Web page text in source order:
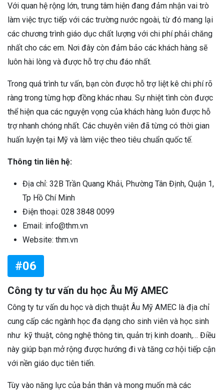
Với quan hệ rộng lớn, trung tâm hiện đang đảm nhận vai trò
làm việc trực tiếp với các trường nước ngoài, từ đó mang lại
các chương trình giáo dục chất lượng với chi phí phải chăng
nhất cho các em. Nơi đây còn đảm bảo các khách hàng sẽ
luôn hài lòng và được hỗ trợ chu đáo nhất.
Trong quá trình tư vấn, bạn còn được hỗ trợ liệt kê chi phí rõ
ràng trong từng hợp đồng khác nhau. Sự nhiệt tình còn được
thể hiện qua các nguyện vọng của khách hàng luôn được hỗ
trợ nhanh chóng nhất. Các chuyên viên đã từng có thời gian
huấn luyện tại Mỹ và làm việc theo tiêu chuẩn quốc tế.
Thông tin liên hệ:
Địa chỉ: 32B Trần Quang Khải, Phường Tân Định, Quận 1,
Tp Hồ Chí Minh
Điện thoại: 028 3848 0099
Email: info@thm.vn
Website: thm.vn
#06
Công ty tư vấn du học Âu Mỹ AMEC
Công ty tư vấn du học và dịch thuật Âu Mỹ AMEC là địa chỉ
cung cấp các ngành học đa dạng cho sinh viên và học sinh
như kỹ thuật, công nghệ thông tin, quản trị kinh doanh,… Điều
này giúp bạn mở rộng được hướng đi và tăng cơ hội tiếp cận
với nền giáo dục tiên tiến.
Tùy vào năng lực của bản thân và mong muốn mà các